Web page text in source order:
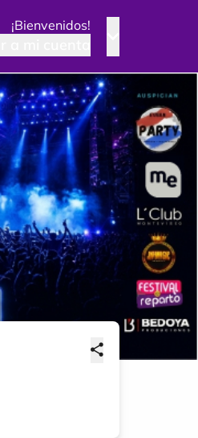
¡Bienvenidos!